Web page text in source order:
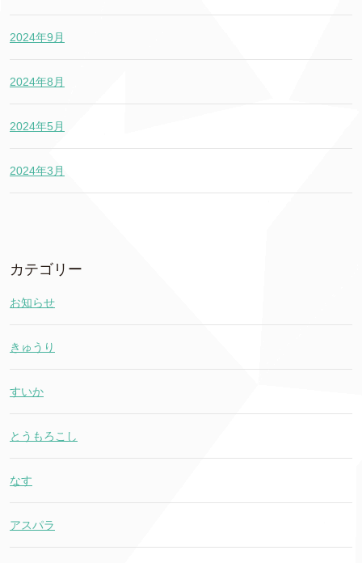
2024年9月
2024年8月
2024年5月
2024年3月
カテゴリー
お知らせ
きゅうり
すいか
とうもろこし
なす
アスパラ